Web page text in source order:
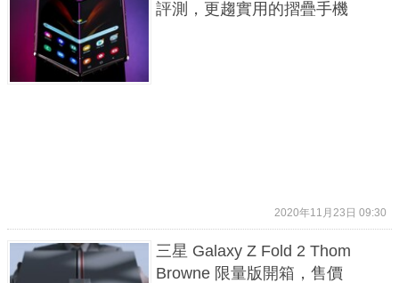
評測，更趨實用的摺疊手機
2020年11月23日 09:30
三星 Galaxy Z Fold 2 Thom
Browne 限量版開箱，售價